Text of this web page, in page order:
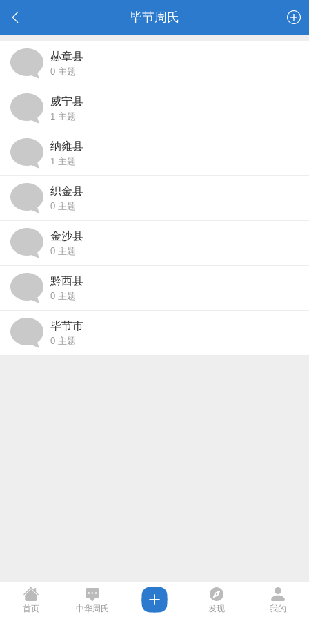
毕节周氏
赫章县
0 主题
威宁县
1 主题
纳雍县
1 主题
织金县
0 主题
金沙县
0 主题
黔西县
0 主题
毕节市
0 主题
首页 中华周氏 发现 我的